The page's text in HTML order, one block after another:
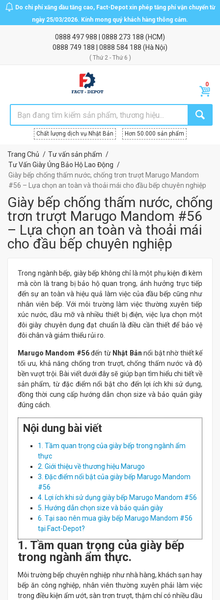
Do chi phí xăng dầu tăng cao, Fact-Depot xin phép tăng phí vận chuyển từ
ngày 25/03/2026. Kính mong quý khách hàng thông cảm.
0888 497 988 0888 273 188 (HCM)
0888 749 188
0888 584 188 (Hà Nội)
( Thứ 2 - Thứ 6 )
Chất lượng dịch vụ Nhật Bản Hơn 50.000 sản phẩm
Trang Chủ
Tư vấn sản phẩm
Tư Vấn Giày Ủng Bảo Hộ Lao Động
Giày bếp chống thấm nước, chống trơn trượt Marugo Mandom
#56 – Lựa chọn an toàn và thoải mái cho đầu bếp chuyên nghiệp
Giày bếp chống thấm nước, chống
trơn trượt Marugo Mandom #56
– Lựa chọn an toàn và thoải mái
cho đầu bếp chuyên nghiệp
Trong ngành bếp, giày bếp không chỉ là một phụ kiện đi kèm
mà còn là trang bị bảo hộ quan trọng, ảnh hưởng trực tiếp
đến sự an toàn và hiệu quả làm việc của đầu bếp cũng như
nhân viên bếp. Với môi trường làm việc thường xuyên tiếp
xúc nước, dầu mỡ và nhiều thiết bị điện, việc lựa chọn một
đôi giày chuyên dụng đạt chuẩn là điều cần thiết để bảo vệ
đôi chân và giảm thiểu rủi ro.
Marugo Mandom #56đến từ Nhật Bản nổi bật nhờ thiết kế
tối ưu, khả năng chống trơn trượt, chống thấm nước và độ
bền vượt trội. Bài viết dưới đây sẽ giúp bạn tìm hiểu chi tiết về
sản phẩm, từ đặc điểm nổi bật cho đến lợi ích khi sử dụng,
đồng thời cung cấp hướng dẫn chọn size và bảo quản giày
đúng cách.
Nội dung bài viết
1. Tầm quan trọng của giày bếp trong ngành ẩm
thực
2. Giới thiệu về thương hiệu Marugo
3. Đặc điểm nổi bật của giày bếp Marugo Mandom
#56
4. Lợi ích khi sử dụng giày bếp Marugo Mandom #56
5. Hướng dẫn chọn size và bảo quản giày
6. Tại sao nên mua giày bếp Marugo Mandom #56
tại Fact-Depot?
1. Tầm quan trọng của giày bếp
trong ngành ẩm thực.
Môi trường bếp chuyên nghiệp như nhà hàng, khách sạn hay
bếp ăn công nghiệp, nhân viên thường xuyên phải làm việc
trong điều kiện ẩm ướt, sàn trơn trượt, thậm chí có nhiều dầu